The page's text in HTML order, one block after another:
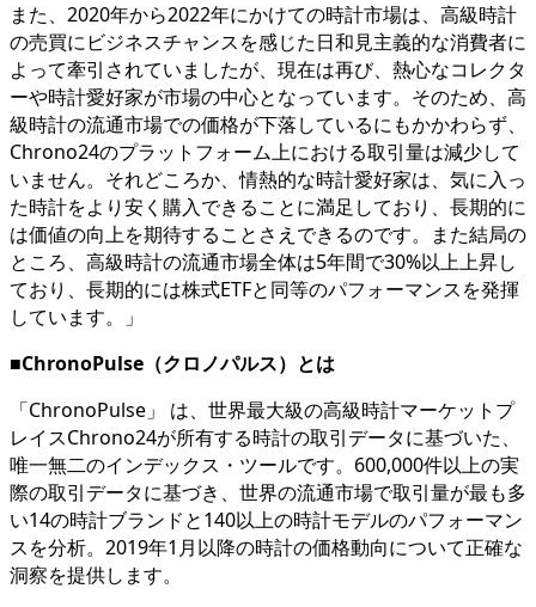
また、2020年から2022年にかけての時計市場は、高級時計
の売買にビジネスチャンスを感じた日和見主義的な消費者に
よって牽引されていましたが、現在は再び、熱心なコレクタ
ーや時計愛好家が市場の中心となっています。そのため、高
級時計の流通市場での価格が下落しているにもかかわらず、
Chrono24のプラットフォーム上における取引量は減少して
いません。それどころか、情熱的な時計愛好家は、気に入っ
た時計をより安く購入できることに満足しており、長期的に
は価値の向上を期待することさえできるのです。また結局の
ところ、高級時計の流通市場全体は5年間で30%以上上昇し
ており、長期的には株式ETFと同等のパフォーマンスを発揮
しています。」
■ChronoPulse（クロノパルス）とは
「ChronoPulse」 は、世界最大級の高級時計マーケットプ
レイスChrono24が所有する時計の取引データに基づいた、
唯一無二のインデックス・ツールです。600,000件以上の実
際の取引データに基づき、世界の流通市場で取引量が最も多
い14の時計ブランドと140以上の時計モデルのパフォーマン
スを分析。2019年1月以降の時計の価格動向について正確な
洞察を提供します。